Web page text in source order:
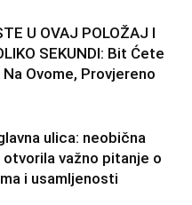
U OVAJ POLOŽAJ I
SEKUNDI: Bit Ćete
Na Ovome, Provjereno
ulica: neobična
važno pitanje o
i usamljenosti